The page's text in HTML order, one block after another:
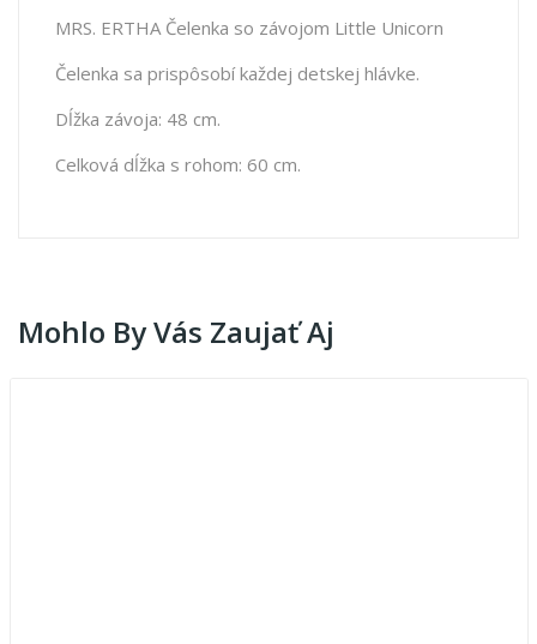
MRS. ERTHA Čelenka so závojom Little Unicorn
Čelenka sa prispôsobí každej detskej hlávke.
Dĺžka závoja: 48 cm.
Celková dĺžka s rohom: 60 cm.
Mohlo By Vás Zaujať Aj